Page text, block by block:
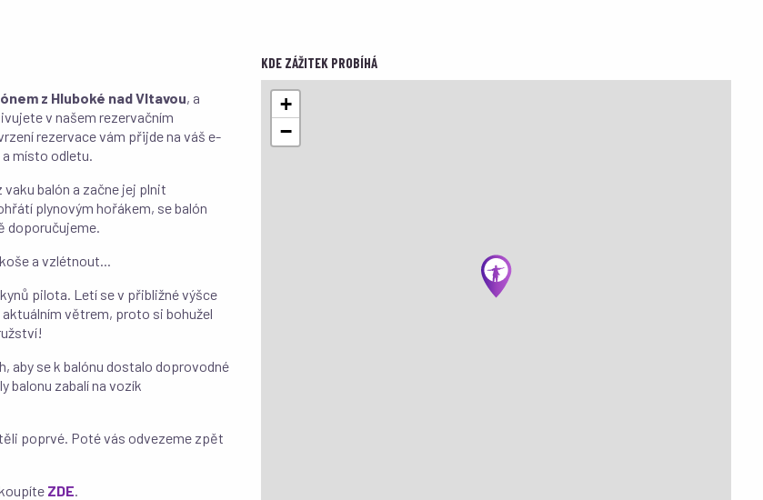
z Hluboké nad Vltavou, a
v našem rezervačním
rezervace vám přijde na váš e-
místo odletu.
balón a začne jej plnit
plynovým hořákem, se balón
doporučujeme.
a vzlétnout...
pilota. Letí se v přibližné výšce
aktuálním větrem, proto si bohužel
aby se k balónu dostalo doprovodné
balonu zabalí na vozík
poprvé. Poté vás odvezeme zpět
ZDE
KDE ZÁŽITEK PROBÍHÁ
+
−